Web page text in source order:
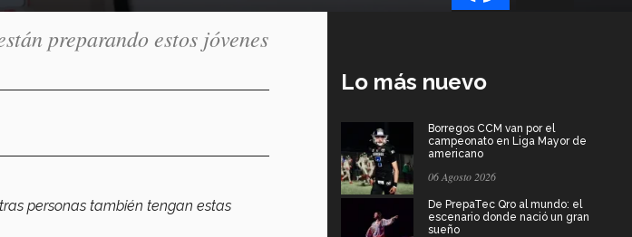
preparando estos jóvenes
personas también tengan estas
Lo más nuevo
Borregos CCM van por el
campeonato en Liga Mayor de
americano
06 Agosto 2026
De PrepaTec Qro al mundo: el
escenario donde nació un gran
sueño